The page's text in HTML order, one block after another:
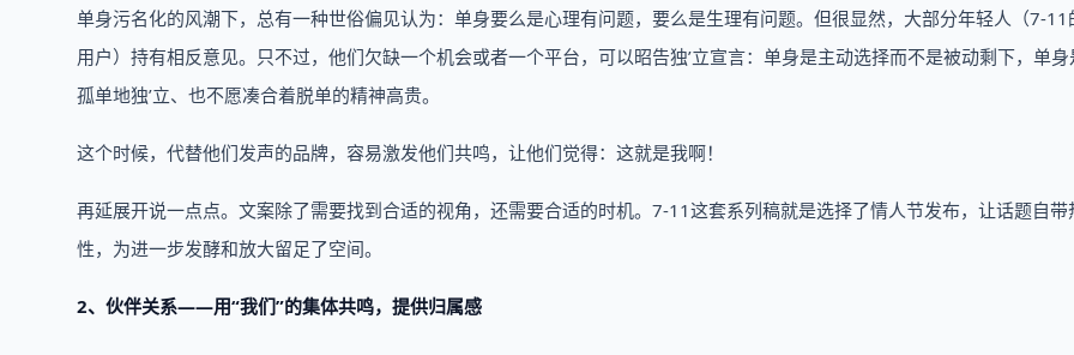
单身污名化的风潮下，总有一种世俗偏见认为：单身要么是心理有问题，要么是生理有问题。但很显然，大部分年轻人（7-11
用户）持有相反意见。只不过，他们欠缺一个机会或者一个平台，可以昭告独’立宣言：单身是主动选择而不是被动剩下，单
孤单地独’立、也不愿凑合着脱单的精神高贵。
这个时候，代替他们发声的品牌，容易激发他们共鸣，让他们觉得：这就是我啊！
再延展开说一点点。文案除了需要找到合适的视角，还需要合适的时机。7-11这套系列稿就是选择了情人节发布，让话题自带
性，为进一步发酵和放大留足了空间。
2、伙伴关系——用“我们”的集体共鸣，提供归属感